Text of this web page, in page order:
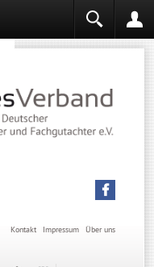
Über uns
Impressum
Kontakt